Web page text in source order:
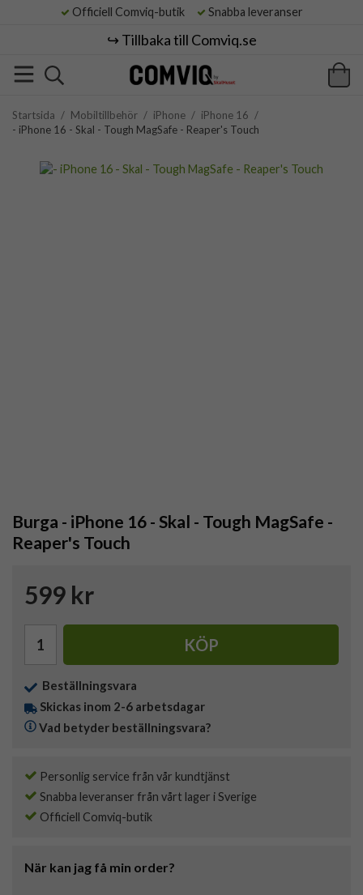
Officiell Comviq-butik Snabba leveranser
↪️ Tillbaka till Comviq.se
Startsida / Mobiltillbehör / iPhone / iPhone 16 /
- iPhone 16 - Skal - Tough MagSafe - Reaper's Touch
Burga - iPhone 16 - Skal - Tough MagSafe -
Reaper's Touch
599 kr
KÖP
Beställningsvara
Skickas inom 2-6 arbetsdagar
Vad betyder beställningsvara?
Personlig service från vår kundtjänst
Snabba leveranser från vårt lager i Sverige
Officiell Comviq-butik
När kan jag få min order?